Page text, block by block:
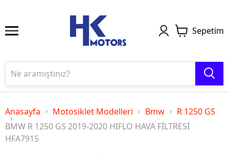
Sepetim
Anasayfa Motosiklet Modelleri Bmw
R 1250 GS
BMW R 1250 GS 2019-2020 HIFLO HAVA FİLTRESİ
HFA7915